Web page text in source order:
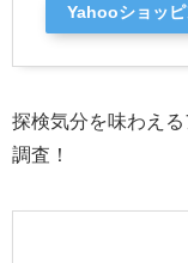
Yahooショッ
探検気分を味わえ
調査！